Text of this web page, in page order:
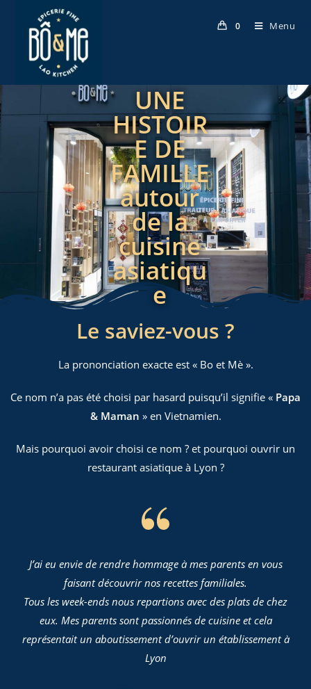
0 Menu
UNE
HISTOIR
E DE
FAMILLE
autour
de la
cuisine
asiatiqu
e
Le saviez-vous ?
La prononciation exacte est « Bo et Mè ».
Ce nom n’a pas été choisi par hasard puisqu’il signifie « Papa
& Maman » en Vietnamien.
Mais pourquoi avoir choisi ce nom ? et pourquoi ouvrir un
restaurant asiatique à Lyon ?
J’ai eu envie de rendre hommage à mes parents en vous
faisant découvrir nos recettes familiales.
Tous les week-ends nous repartions avec des plats de chez
eux. Mes parents sont passionnés de cuisine et cela
représentait un aboutissement d’ouvrir un établissement à
Lyon